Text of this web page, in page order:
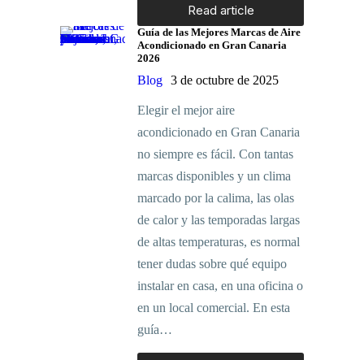
Read article
Guía de las Mejores Marcas de Aire
Acondicionado en Gran Canaria
2026
Blog 3 de octubre de 2025
Elegir el mejor aire
acondicionado en Gran Canaria
no siempre es fácil. Con tantas
marcas disponibles y un clima
marcado por la calima, las olas
de calor y las temporadas largas
de altas temperaturas, es normal
tener dudas sobre qué equipo
instalar en casa, en una oficina o
en un local comercial. En esta
guía…